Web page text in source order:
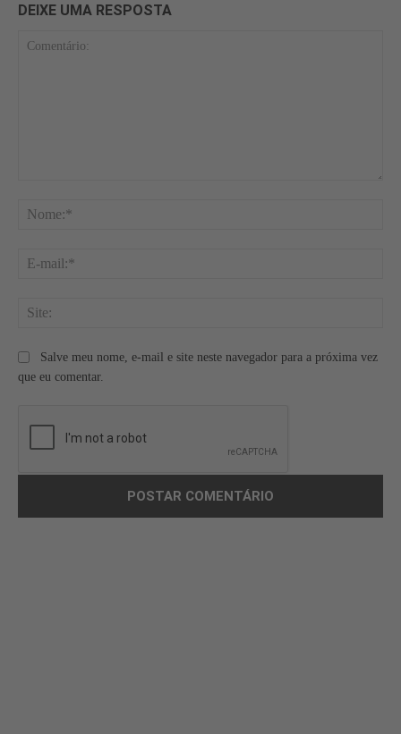
DEIXE UMA RESPOSTA
Salve meu nome, e-mail e site neste navegador para a próxima vez
que eu comentar.